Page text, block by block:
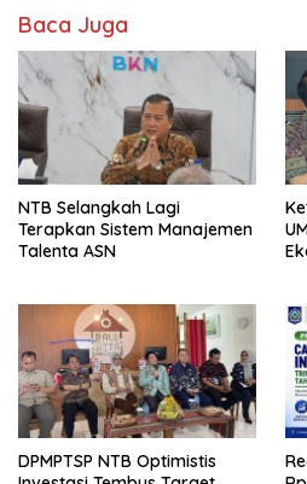
Baca Juga
NTB Selangkah Lagi
Terapkan Sistem Manajemen
Talenta ASN
DPMPTSP NTB Optimistis